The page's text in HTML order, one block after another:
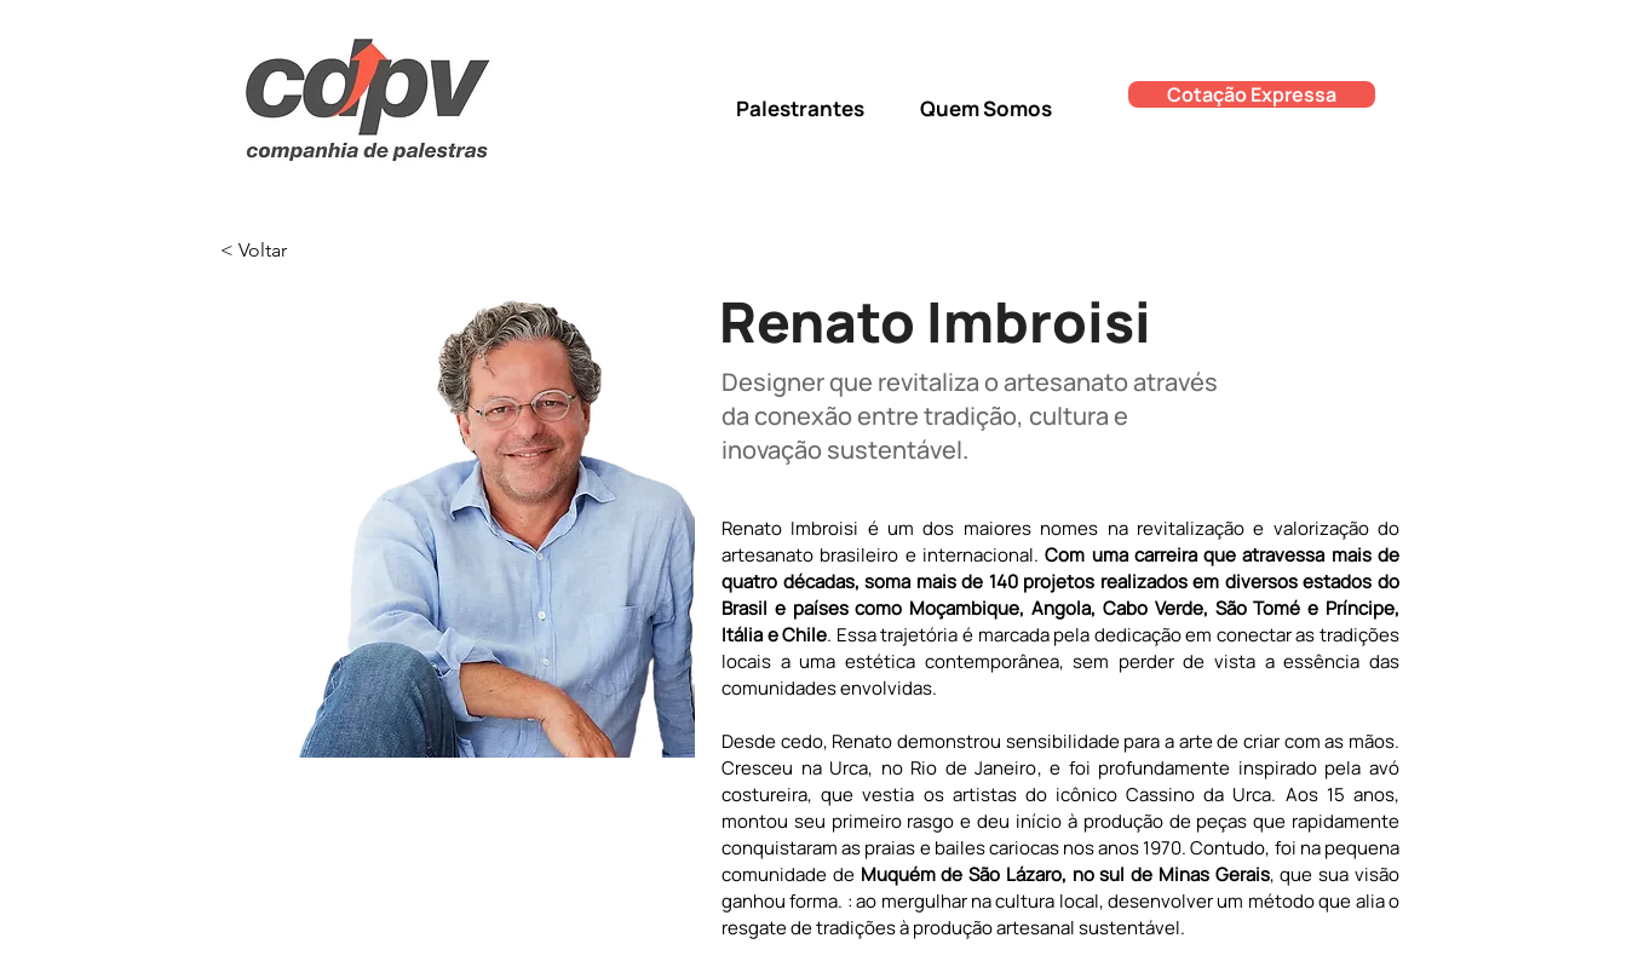
Palestrantes Quem Somos Cotação Expressa
< Voltar
Renato Imbroisi
Designer que revitaliza o artesanato através
da conexão entre tradição, cultura e
inovação sustentável.
Renato Imbroisi é um dos maiores nomes na revitalização e valorização do
artesanato brasileiro e internacional. Com uma carreira que atravessa mais de
quatro décadas, soma mais de 140 projetos realizados em diversos estados do
Brasil e países como Moçambique, Angola, Cabo Verde, São Tomé e Príncipe,
Itália e Chile. Essa trajetória é marcada pela dedicação em conectar as tradições
locais a uma estética contemporânea, sem perder de vista a essência das
comunidades envolvidas.
Desde cedo, Renato demonstrou sensibilidade para a arte de criar com as mãos.
Cresceu na Urca, no Rio de Janeiro, e foi profundamente inspirado pela avó
costureira, que vestia os artistas do icônico Cassino da Urca. Aos 15 anos,
montou seu primeiro rasgo e deu início à produção de peças que rapidamente
conquistaram as praias e bailes cariocas nos anos 1970. Contudo, foi na pequena
comunidade de Muquém de São Lázaro, no sul de Minas Gerais, que sua visão
ganhou forma. : ao mergulhar na cultura local, desenvolver um método que alia o
resgate de tradições à produção artesanal sustentável.